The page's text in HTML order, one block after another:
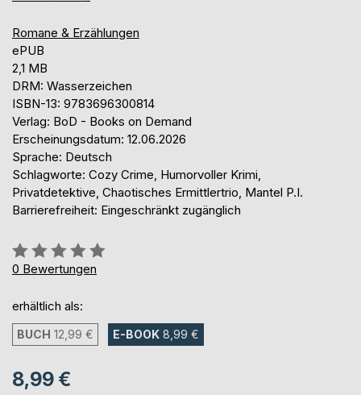
Romane & Erzählungen
ePUB
2,1 MB
DRM: Wasserzeichen
ISBN-13: 9783696300814
Verlag: BoD - Books on Demand
Erscheinungsdatum: 12.06.2026
Sprache: Deutsch
Schlagworte: Cozy Crime, Humorvoller Krimi,
Privatdetektive, Chaotisches Ermittlertrio, Mantel P.I.
Barrierefreiheit: Eingeschränkt zugänglich
Bewertung::
0%
0 Bewertungen
erhältlich als:
BUCH 12,99 € E-BOOK 8,99 €
8,99 €